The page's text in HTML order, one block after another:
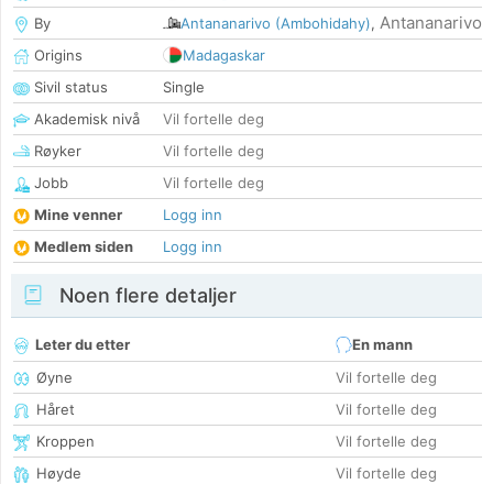
By
Antananarivo (Ambohidahy), Antananarivo
Origins
Madagaskar
Sivil status
Single
Akademisk nivå
Vil fortelle deg
Røyker
Vil fortelle deg
Jobb
Vil fortelle deg
Mine venner
Logg inn
Medlem siden
Logg inn
Noen flere detaljer
Leter du etter
En mann
Øyne
Vil fortelle deg
Håret
Vil fortelle deg
Kroppen
Vil fortelle deg
Høyde
Vil fortelle deg